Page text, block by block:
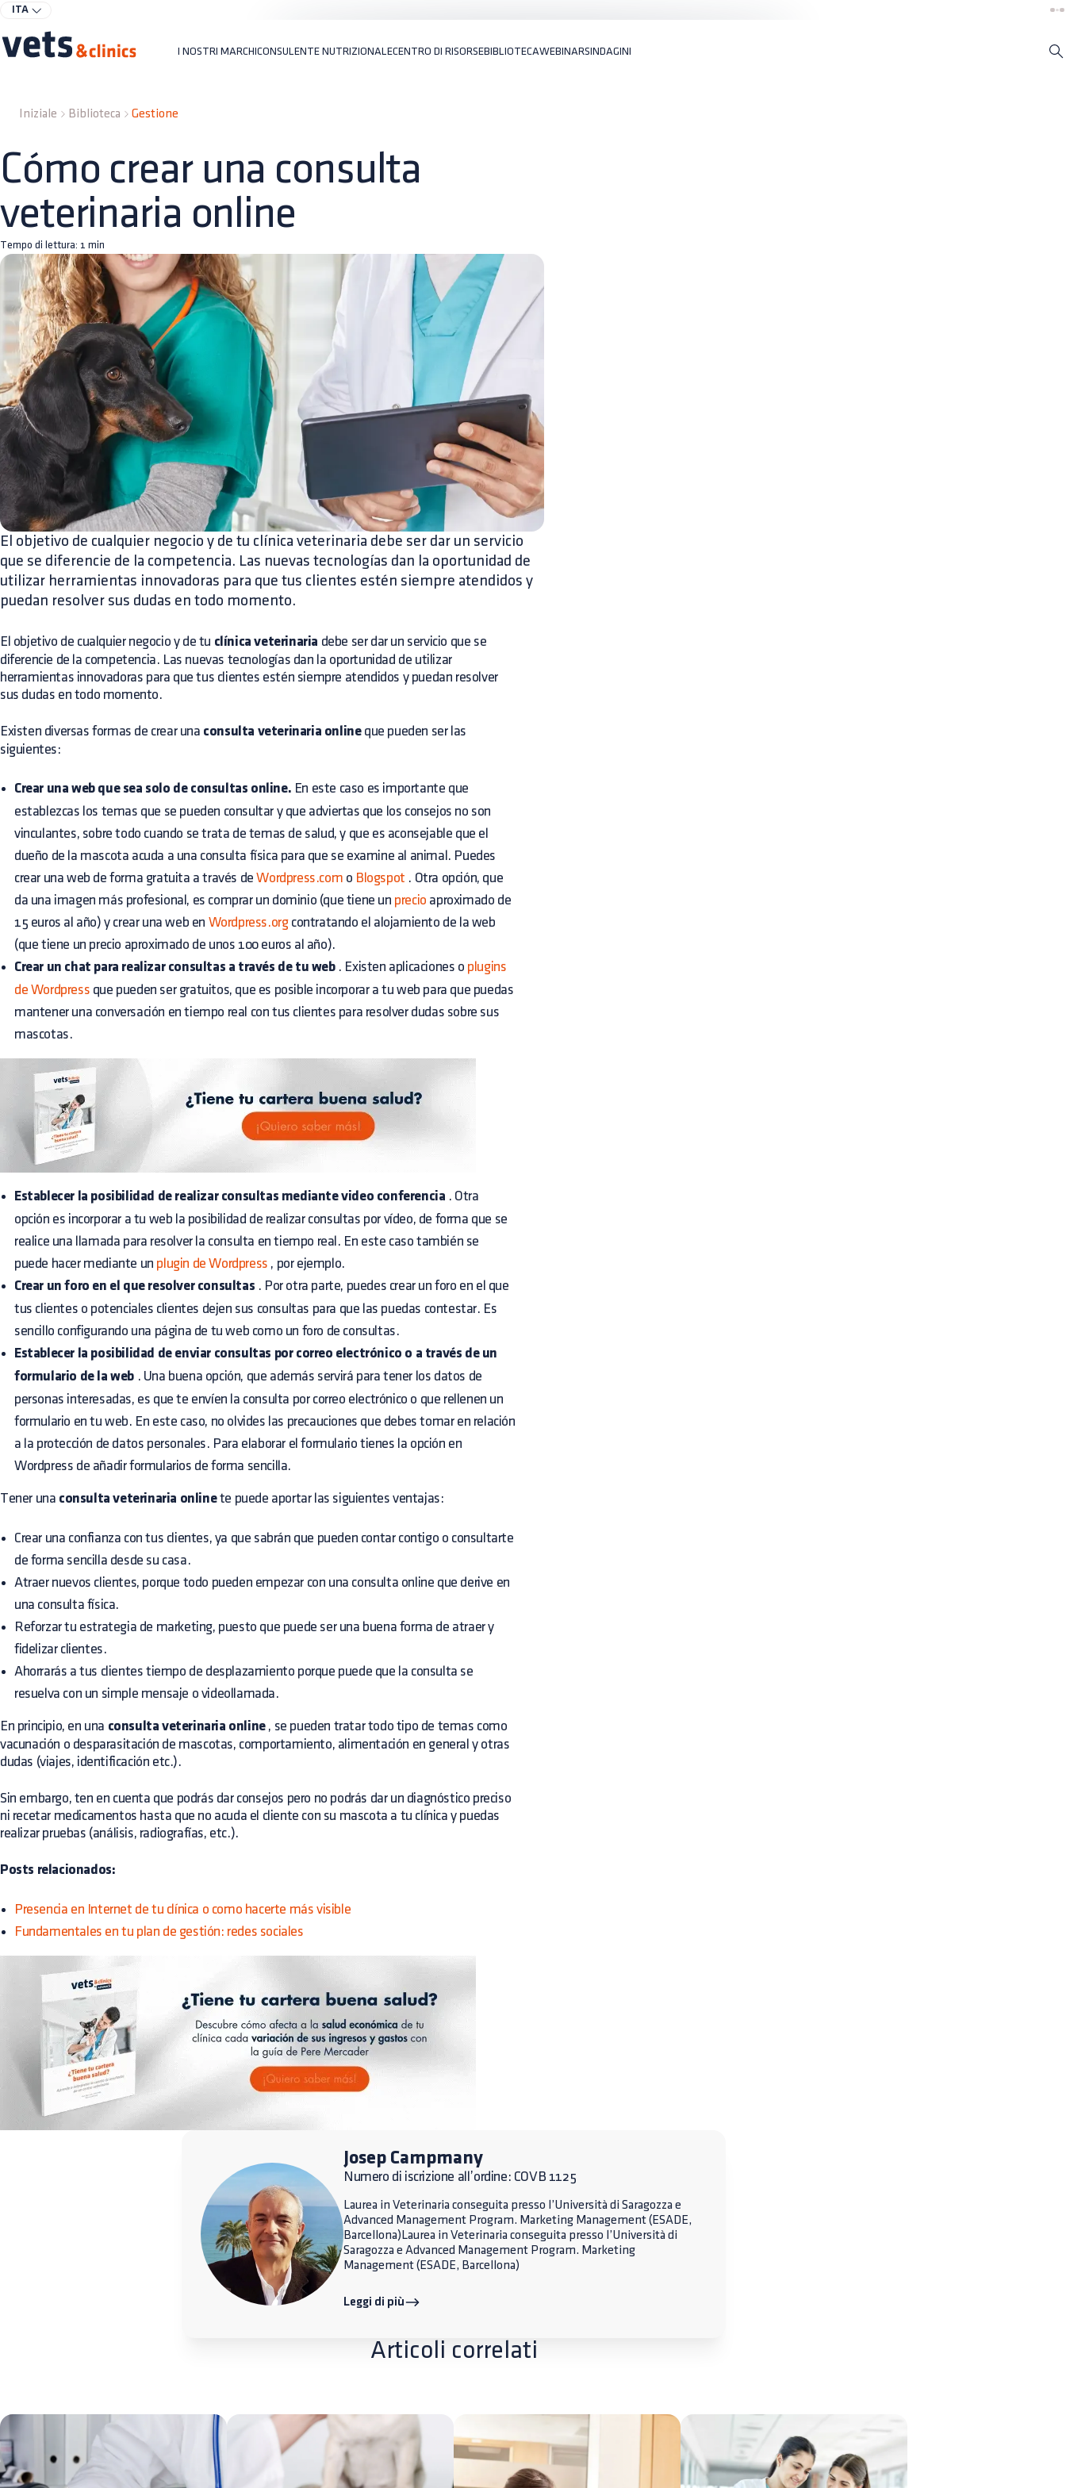
ITA
I NOSTRI MARCHICONSULENTE NUTRIZIONALECENTRO DI RISORSEBIBLIOTECAWEBINARSINDAGINI
Iniziale Biblioteca Gestione
Cómo crear una consulta
veterinaria online
Tempo di lettura: 1 min
El objetivo de cualquier negocio y de tu clínica veterinaria debe ser dar un servicio
que se diferencie de la competencia. Las nuevas tecnologías dan la oportunidad de
utilizar herramientas innovadoras para que tus clientes estén siempre atendidos y
puedan resolver sus dudas en todo momento.
El objetivo de cualquier negocio y de tu clínica veterinaria debe ser dar un servicio que se
diferencie de la competencia. Las nuevas tecnologías dan la oportunidad de utilizar
herramientas innovadoras para que tus clientes estén siempre atendidos y puedan resolver
sus dudas en todo momento.
Existen diversas formas de crear una consulta veterinaria onlineque pueden ser las
siguientes:
Crear una web que sea solo de consultas online. En este caso es importante que
establezcas los temas que se pueden consultar y que adviertas que los consejos no son
vinculantes, sobre todo cuando se trata de temas de salud, y que es aconsejable que el
dueño de la mascota acuda a una consulta física para que se examine al animal. Puedes
crear una web de forma gratuita a través deWordpress.com o Blogspot . Otra opción, que
da una imagen más profesional, es comprar un dominio (que tiene un precio aproximado de
15 euros al año) y crear una web en Wordpress.orgcontratando el alojamiento de la web
(que tiene un precio aproximado de unos 100 euros al año).
Crear un chat para realizar consultas a través de tu web. Existen aplicaciones o plugins
de Wordpress que pueden ser gratuitos, que es posible incorporar a tu web para que puedas
mantener una conversación en tiempo real con tus clientes para resolver dudas sobre sus
mascotas.
Establecer la posibilidad de realizar consultas mediante video conferencia . Otra
opción es incorporar a tu web la posibilidad de realizar consultas por vídeo, de forma que se
realice una llamada para resolver la consulta en tiempo real. En este caso también se
puede hacer mediante un plugin de Wordpress , por ejemplo.
Crear un foro en el que resolver consultas . Por otra parte, puedes crear un foro en el que
tus clientes o potenciales clientes dejen sus consultas para que las puedas contestar. Es
sencillo configurando una página de tu web como un foro de consultas.
Establecer la posibilidad de enviar consultas por correo electrónico o a través de un
formulario de la web . Una buena opción, que además servirá para tener los datos de
personas interesadas, es que te envíen la consulta por correo electrónico o que rellenen un
formulario en tu web. En este caso, no olvides las precauciones que debes tomar en relación
a la protección de datos personales. Para elaborar el formulario tienes la opción en
Wordpress de añadir formularios de forma sencilla.
Tener una consulta veterinaria onlinete puede aportar las siguientes ventajas:
Crear una confianza con tus clientes, ya que sabrán que pueden contar contigo o consultarte
de forma sencilla desde su casa.
Atraer nuevos clientes, porque todo pueden empezar con una consulta online que derive en
una consulta física.
Reforzar tu estrategia de marketing, puesto que puede ser una buena forma de atraer y
fidelizar clientes.
Ahorrarás a tus clientes tiempo de desplazamiento porque puede que la consulta se
resuelva con un simple mensaje o videollamada.
En principio, en una consulta veterinaria online, se pueden tratar todo tipo de temas como
vacunación o desparasitación de mascotas, comportamiento, alimentación en general y otras
dudas (viajes, identificación etc.).
Sin embargo, ten en cuenta que podrás dar consejos pero no podrás dar un diagnóstico preciso
ni recetar medicamentos hasta que no acuda el cliente con su mascota a tu clínica y puedas
realizar pruebas (análisis, radiografías, etc.).
Posts relacionados:
Presencia en Internet de tu clínica o como hacerte más visible
Fundamentales en tu plan de gestión: redes sociales
Josep Campmany
Numero di iscrizione all’ordine: COVB 1125
Laurea in Veterinaria conseguita presso l’Università di Saragozza e
Advanced Management Program. Marketing Management (ESADE,
Barcellona)Laurea in Veterinaria conseguita presso l’Università di
Saragozza e Advanced Management Program. Marketing
Management (ESADE, Barcellona)
Leggi di più
Articoli correlati